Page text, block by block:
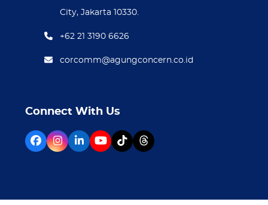
City, Jakarta 10330.
+62 21 3190 6626
corcomm@agungconcern.co.id
Connect With Us
Facebook
Instagram
LinkedIn
YouTube
TiktokThreads